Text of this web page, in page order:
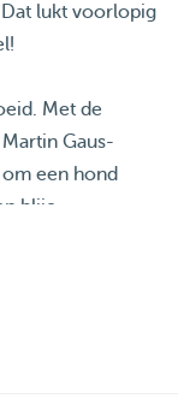
lukt voorlopig
Met de
Gaus-
een hond
blije,
is naar
katten moeten